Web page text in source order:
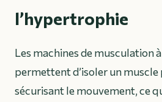
l’hypertrophie
Les machines de musculation
permettent d’isoler un
sécurisant le mouvement, ce